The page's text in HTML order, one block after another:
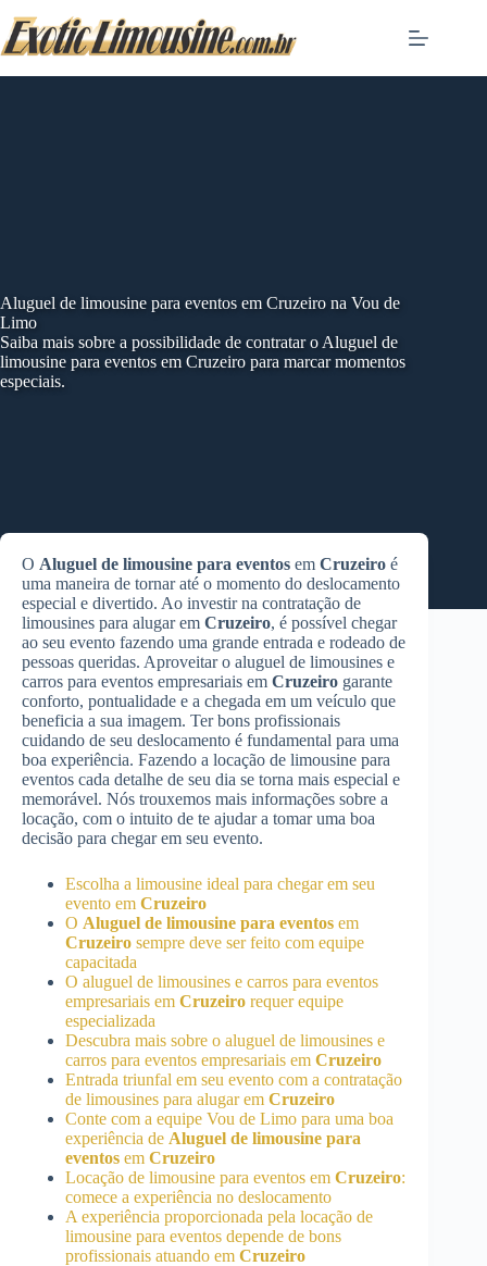
to
content
Aluguel de limousine para eventos em Cruzeiro na Vou de
Limo
Saiba mais sobre a possibilidade de contratar o Aluguel de
limousine para eventos em Cruzeiro para marcar momentos
especiais.
O Aluguel de limousine para eventos em Cruzeiro é
uma maneira de tornar até o momento do deslocamento
especial e divertido. Ao investir na contratação de
limousines para alugar em Cruzeiro, é possível chegar
ao seu evento fazendo uma grande entrada e rodeado de
pessoas queridas. Aproveitar o aluguel de limousines e
carros para eventos empresariais em Cruzeiro garante
conforto, pontualidade e a chegada em um veículo que
beneficia a sua imagem. Ter bons profissionais
cuidando de seu deslocamento é fundamental para uma
boa experiência. Fazendo a locação de limousine para
eventos cada detalhe de seu dia se torna mais especial e
memorável. Nós trouxemos mais informações sobre a
locação, com o intuito de te ajudar a tomar uma boa
decisão para chegar em seu evento.
Escolha a limousine ideal para chegar em seu
evento em Cruzeiro
O Aluguel de limousine para eventos em
Cruzeiro sempre deve ser feito com equipe
capacitada
O aluguel de limousines e carros para eventos
empresariais em Cruzeiro requer equipe
especializada
Descubra mais sobre o aluguel de limousines e
carros para eventos empresariais em Cruzeiro
Entrada triunfal em seu evento com a contratação
de limousines para alugar em Cruzeiro
Conte com a equipe Vou de Limo para uma boa
experiência de Aluguel de limousine para
eventos em Cruzeiro
Locação de limousine para eventos em Cruzeiro:
comece a experiência no deslocamento
A experiência proporcionada pela locação de
limousine para eventos depende de bons
profissionais atuando em Cruzeiro